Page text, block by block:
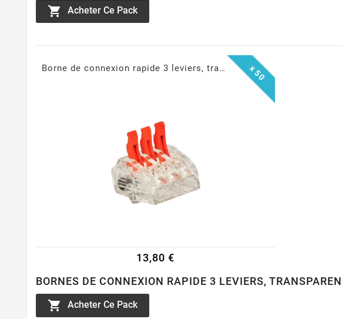
 Acheter Ce Pack
x 50
Borne de connexion rapide 3 leviers, transparents, 0.14-4mm²
13,80 €
BORNES DE CONNEXION RAPIDE 3 LEVIERS,
 Acheter Ce Pack